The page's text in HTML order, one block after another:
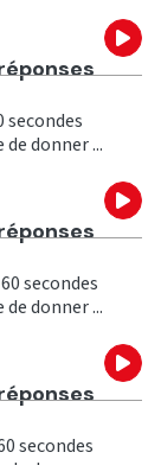
secondes
donner ...
secondes
donner ...
secondes